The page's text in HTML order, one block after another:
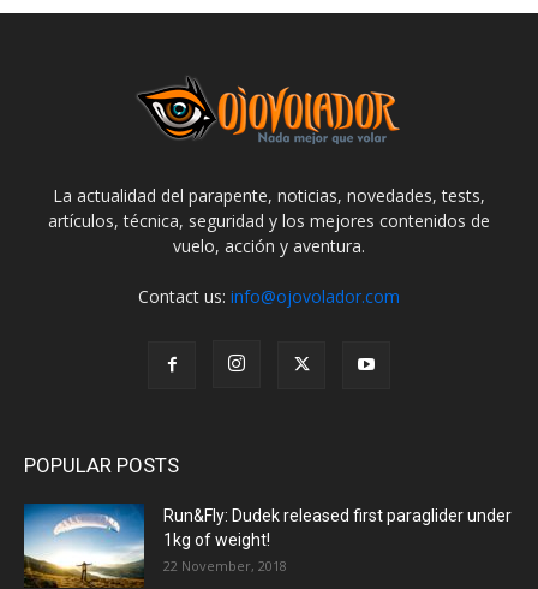
La actualidad del parapente, noticias, novedades, tests,
artículos, técnica, seguridad y los mejores contenidos de
vuelo, acción y aventura.
Contact us: info@ojovolador.com
POPULAR POSTS
Run&Fly: Dudek released first paraglider under
1kg of weight!
22 November, 2018